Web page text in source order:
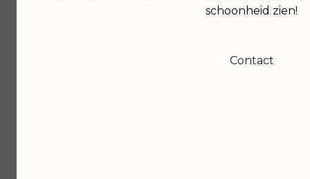
schoonheid zien!
Contact